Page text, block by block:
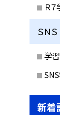
Ｒ
ＳＮＳ
学
新着